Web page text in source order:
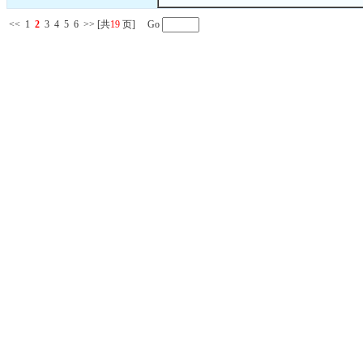
<< 1 2 3 4 5 6 >> [共19 页] Go